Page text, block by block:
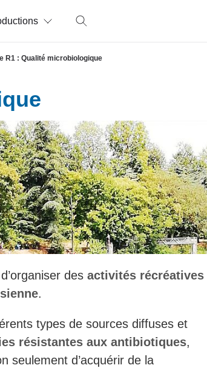
R1 : Qualité microbiologique
des activités récréatives
.
types de sources diffuses et
résistantes aux antibiotiques,
seulement d’acquérir de la